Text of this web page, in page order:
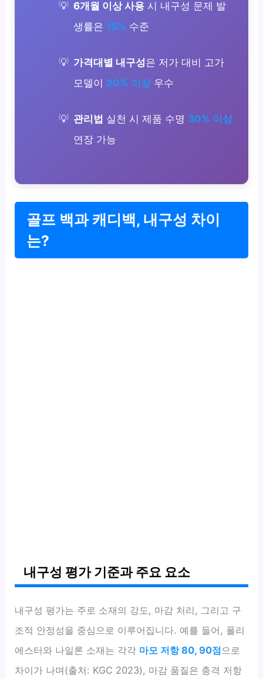
6개월 이상 사용시 내구성 문제 발
생률은 15% 수준
가격대별 내구성은 저가 대비 고가
모델이 20% 이상우수
관리법 실천 시 제품 수명 30% 이상
연장 가능
골프 백과 캐디백, 내구성 차이
는?
내구성 평가 기준과 주요 요소
내구성 평가는 주로 소재의 강도, 마감 처리, 그리고 구
조적 안정성을 중심으로 이루어집니다. 예를 들어, 폴리
에스터와 나일론 소재는 각각 마모 저항 80, 90점으로
차이가 나며(출처: KGC 2023), 마감 품질은 충격 저항